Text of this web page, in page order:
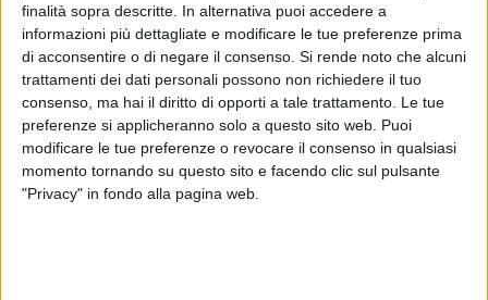
finalità sopra descritte. In alternativa puoi accedere a
informazioni più dettagliate e modificare le tue preferenze prima
di acconsentire o di negare il consenso. Si rende noto che alcuni
trattamenti dei dati personali possono non richiedere il tuo
consenso, ma hai il diritto di opporti a tale trattamento. Le tue
preferenze si applicheranno solo a questo sito web. Puoi
modificare le tue preferenze o revocare il consenso in qualsiasi
momento tornando su questo sito e facendo clic sul pulsante
"Privacy" in fondo alla pagina web.
molto distante) è per questo motivo la gente lascia i rifiuti a
terra pur di non fare 100 metri. Vi informo di questo
problema e allego qualche foto della zona con la speranza
che l'articolo possa sollecitare la Barsa nel ripulire la strada
e il Comune a posizionare i cassonetti nella zona in cui
abito. Grazie per l'attenzione.
M.P.